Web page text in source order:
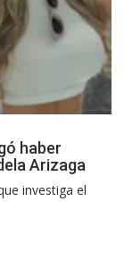
haber
Arizaga
investiga el